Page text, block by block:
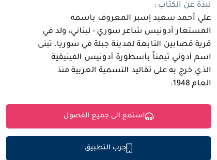
نبذة عن الكتاب :
علي أحمد سعيد إسبر المعروف باسمه
المستعار أدونيس شاعر سوري - لبناني، ولد في
قرية قصابين التابعة لمدينة جبلة في سوريا. تبنى
اسم أدوني تيمناً بأسطورة أدونيس الفينيقية
الذي خرج به على تقاليد التسمية العربية منذ
العام 1948.
استمع الى جميع الفصول
جرب التطبيق